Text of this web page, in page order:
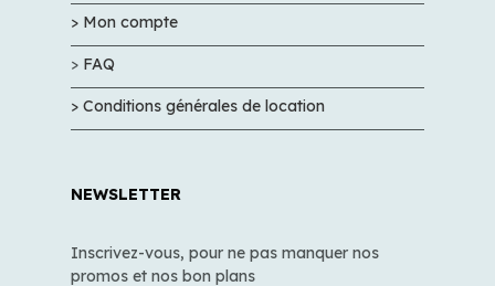
> Mon compte
> FAQ
> Conditions générales de location
NEWSLETTER
Inscrivez-vous, pour ne pas manquer nos
promos et nos bon plans